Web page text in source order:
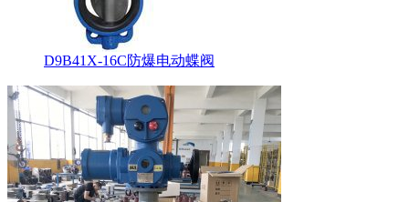
D9B41X-16C防爆电动蝶阀